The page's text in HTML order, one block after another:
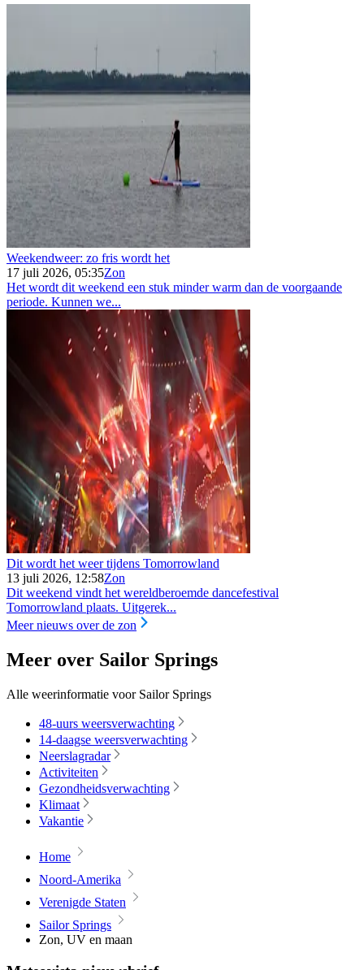
Weekendweer: zo fris wordt het
17 juli 2026, 05:35Zon
Het wordt dit weekend een stuk minder warm dan de voorgaande
periode. Kunnen we...
Dit wordt het weer tijdens Tomorrowland
13 juli 2026, 12:58Zon
Dit weekend vindt het wereldberoemde dancefestival
Tomorrowland plaats. Uitgerek...
Meer nieuws over de zon
Meer over Sailor Springs
Alle weerinformatie voor Sailor Springs
48-uurs weersverwachting
14-daagse weersverwachting
Neerslagradar
Activiteiten
Gezondheidsverwachting
Klimaat
Vakantie
Home
Noord-Amerika
Verenigde Staten
Sailor Springs
Zon, UV en maan